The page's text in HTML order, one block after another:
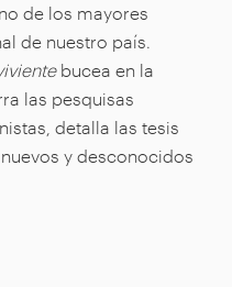
de los mayores
de nuestro país.
bucea en la
las pesquisas
detalla las tesis
y desconocidos